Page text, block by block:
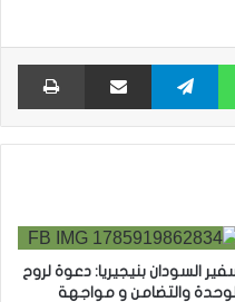
واتساب تيلقرام مشاركة عبر البريد
السودان بنيجيريا: دعوة لروح
والتضامن و مواجهة